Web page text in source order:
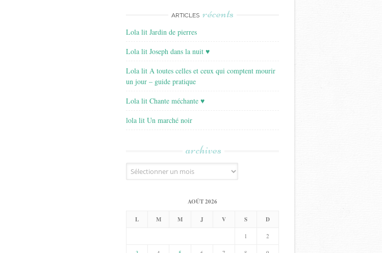
ARTICLES récents
Lola lit Jardin de pierres
Lola lit Joseph dans la nuit ♥
Lola lit A toutes celles et ceux qui comptent mourir
un jour – guide pratique
Lola lit Chante méchante ♥
lola lit Un marché noir
archives
Archives
AOÛT 2026
L M M J V S D
1 2